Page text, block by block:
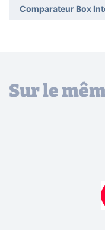
Comparateur Box
Sur le